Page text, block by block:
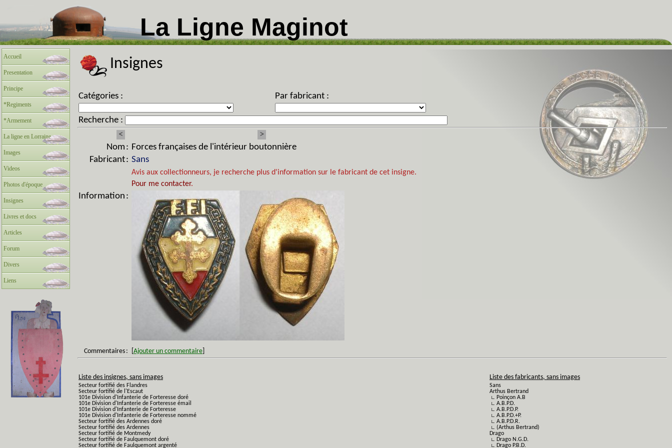
La Ligne Maginot
Accueil
Presentation
Principe
*Regiments
*Armement
La ligne en Lorraine
Images
Videos
Photos d'époque
Insignes
Livres et docs
Articles
Forum
Divers
Liens
Insignes
Catégories : Par fabricant :
Recherche :
<
>
Nom : Forces françaises de l'intérieur boutonnière
Fabricant: Sans
Avis aux collectionneurs, je recherche plus d'information sur le fabricant de cet insigne.
Pour me contacter.
Information :
Commentaires : Ajouter un commentaire
Liste des insignes, sans images
Secteur fortifié des Flandres
Secteur fortifié de l'Escaut
101e Division d'Infanterie de Forteresse doré
101e Division d'Infanterie de Forteresse émail
101e Division d'Infanterie de Forteresse
101e Division d'Infanterie de Forteresse nommé
Secteur fortifié des Ardennes doré
Secteur fortifié des Ardennes
Secteur fortifié de Montmedy
Secteur fortifié de Faulquemont doré
Secteur fortifié de Faulquemont argenté
Liste des fabricants, sans images
Sans
Arthus Bertrand
∟ Poinçon A.B
∟ A.B.P.D.
∟ A.B.P.D.P.
∟ A.B.P.D.+P.
∟ A.B.P.D.R.
∟ (Arthus Bertrand)
Drago
∟ Drago N.G.D.
∟ Drago P.B.D.